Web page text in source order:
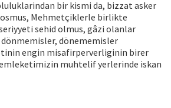
bir kismi da, bizzat asker
Mehmetçiklerle birlikte
sehid olmus, gâzi olanlar
dönememisler
engin misafirperverliginin birer
muhtelif yerlerinde iskan